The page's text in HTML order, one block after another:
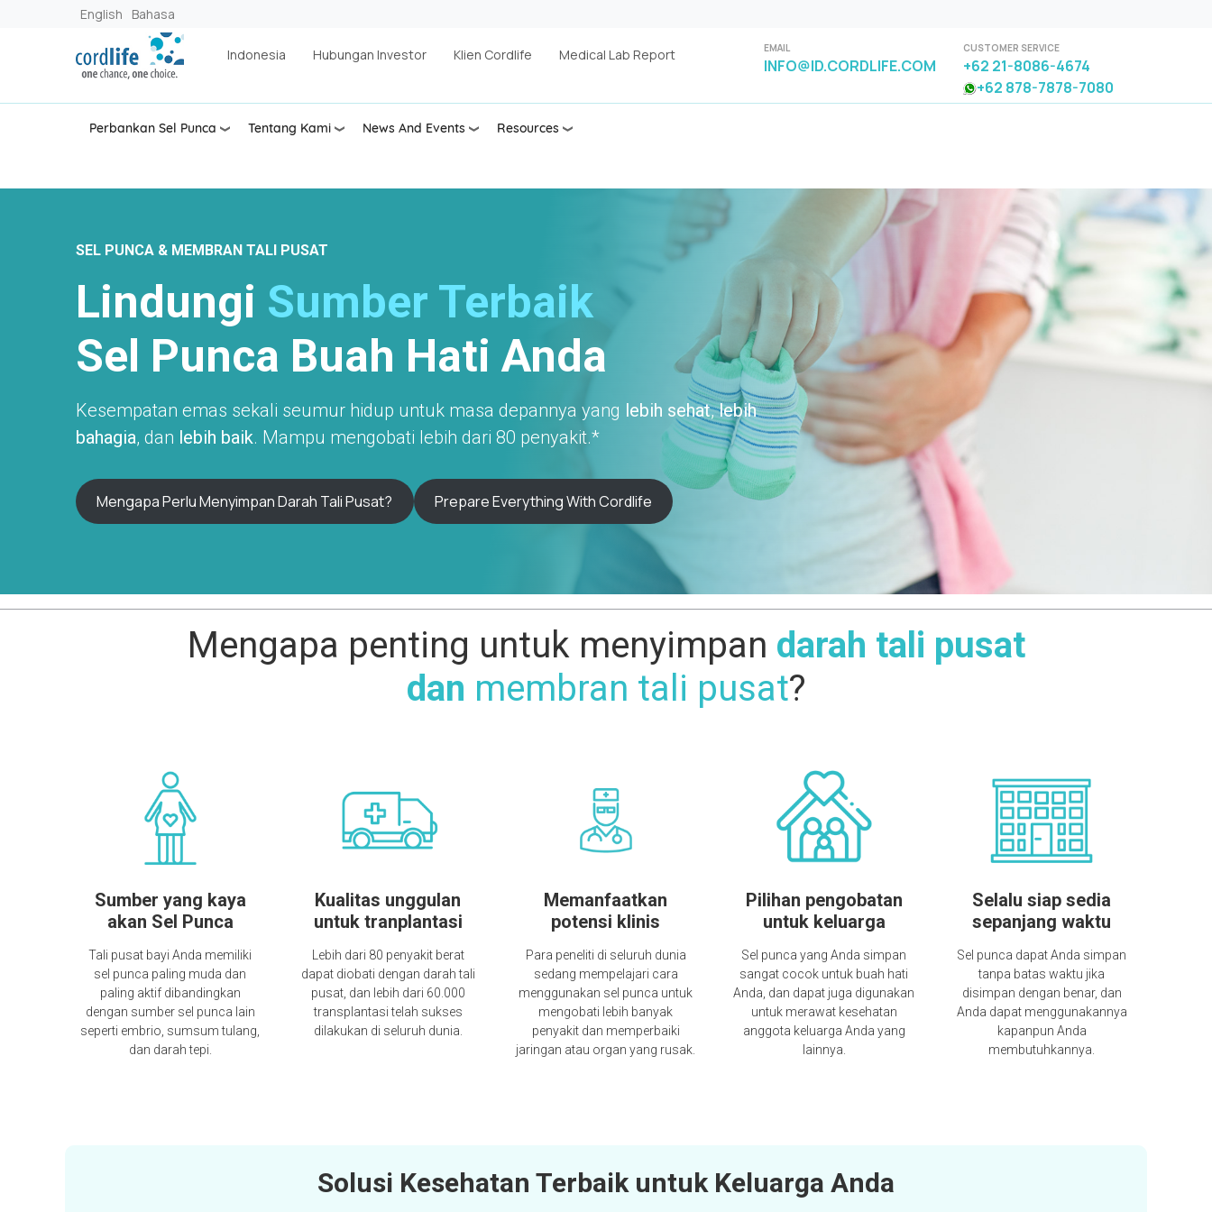
Lompat ke isi utama
English Bahasa
Indonesia Hubungan Investor Klien Cordlife Medical Lab Report EMAIL
INFO@ID.CORDLIFE.COM
CUSTOMER SERVICE
+62 21-8086-4674
+62 878-7878-7080
Perbankan Sel Punca Tentang Kami News And Events Resources
SEL PUNCA & MEMBRAN TALI PUSAT
Lindungi Sumber Terbaik
Sel Punca Buah Hati Anda
Kesempatan emas sekali seumur hidup untuk masa depannya yang lebih sehat,lebih
bahagia, dan lebih baik. Mampu mengobati lebih dari 80 penyakit.*
Mengapa Perlu Menyimpan Darah Tali Pusat? Prepare Everything With Cordlife
Mengapa penting untuk menyimpan darah tali pusat
dan membran tali pusat?
Sumber yang kaya
akan Sel Punca
Tali pusat bayi Anda memiliki
sel punca paling muda dan
paling aktif dibandingkan
dengan sumber sel punca lain
seperti embrio, sumsum tulang,
dan darah tepi.
Kualitas unggulan
untuk tranplantasi
Lebih dari 80 penyakit berat
dapat diobati dengan darah tali
pusat, dan lebih dari 60.000
transplantasi telah sukses
dilakukan di seluruh dunia.
Memanfaatkan
potensi klinis
Para peneliti di seluruh dunia
sedang mempelajari cara
menggunakan sel punca untuk
mengobati lebih banyak
penyakit dan memperbaiki
jaringan atau organ yang rusak.
Pilihan pengobatan
untuk keluarga
Sel punca yang Anda simpan
sangat cocok untuk buah hati
Anda, dan dapat juga digunakan
untuk merawat kesehatan
anggota keluarga Anda yang
lainnya.
Selalu siap sedia
sepanjang waktu
Sel punca dapat Anda simpan
tanpa batas waktu jika
disimpan dengan benar, dan
Anda dapat menggunakannya
kapanpun Anda
membutuhkannya.
Solusi Kesehatan Terbaik untuk Keluarga Anda